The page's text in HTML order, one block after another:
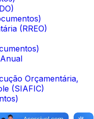
(RREO)
Orçamentária,
(SIAFIC)